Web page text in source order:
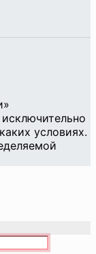
условиях.